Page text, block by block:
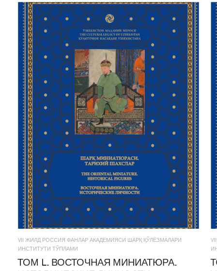
VII ЖИЛД РОССИЯ ФАНЛАР АКАДЕМИЯСИ ШАРҚ ҚЎЛЁЗМАЛАРИ
ИНСТИТУТИ ТЎПЛАМИ
ТОМ L. ВОСТОЧНАЯ МИНИАТЮРА.